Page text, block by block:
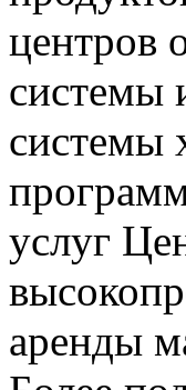
центров
системы
системы
услуг
аренды